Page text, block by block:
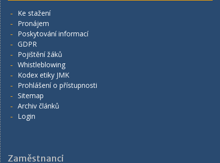
Ke stažení
Pronájem
Poskytování informací
GDPR
Pojištění žáků
Whistleblowing
Kodex etiky JMK
Prohlášení o přístupnosti
Sitemap
Archiv článků
Login
Zaměstnanci